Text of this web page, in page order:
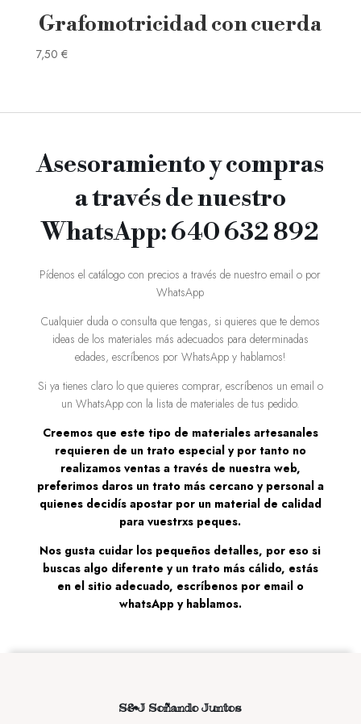
Grafomotricidad con cuerda
7,50 €
Asesoramiento y compras
a través de nuestro
WhatsApp: 640 632 892
Pídenos el catálogo con precios a través de nuestro email o por
WhatsApp
Cualquier duda o consulta que tengas, si quieres que te demos
ideas de los materiales más adecuados para determinadas
edades, escríbenos por WhatsApp y hablamos!
Si ya tienes claro lo que quieres comprar, escríbenos un email o
un WhatsApp con la lista de materiales de tus pedido.
Creemos que este tipo de materiales artesanales
requieren de un trato especial y por tanto no
realizamos ventas a través de nuestra web,
preferimos daros un trato más cercano y personal a
quienes decidís apostar por un material de calidad
para vuestrxs peques.
Nos gusta cuidar los pequeños detalles, por eso si
buscas algo diferente y un trato más cálido, estás
en el sitio adecuado, escríbenos por email o
whatsApp y hablamos.
S&J Soñando Juntos